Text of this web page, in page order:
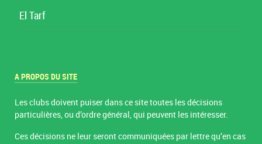
El Tarf
A PROPOS DU SITE
Les clubs doivent puiser dans ce site toutes les décisions
particulières, ou d’ordre général, qui peuvent les intéresser.
Ces décisions ne leur seront communiquées par lettre qu’en cas